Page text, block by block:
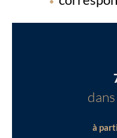
Chargement...
à